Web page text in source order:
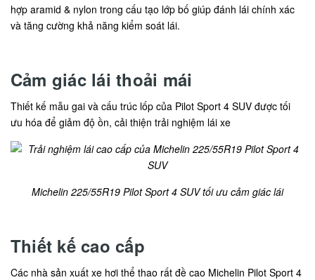
hợp aramid & nylon trong cấu tạo lớp bố giúp đánh lái chính xác
và tăng cường khả năng kiểm soát lái.
Cảm giác lái thoải mái
Thiết kế mẫu gai và cấu trúc lốp của Pilot Sport 4 SUV được tối
ưu hóa để giảm độ ồn, cải thiện trải nghiệm lái xe
Michelin 225/55R19 Pilot Sport 4 SUV tối ưu cảm giác lái
Thiết kế cao cấp
Các nhà sản xuất xe hơi thể thao rất đề cao Michelin Pilot Sport 4